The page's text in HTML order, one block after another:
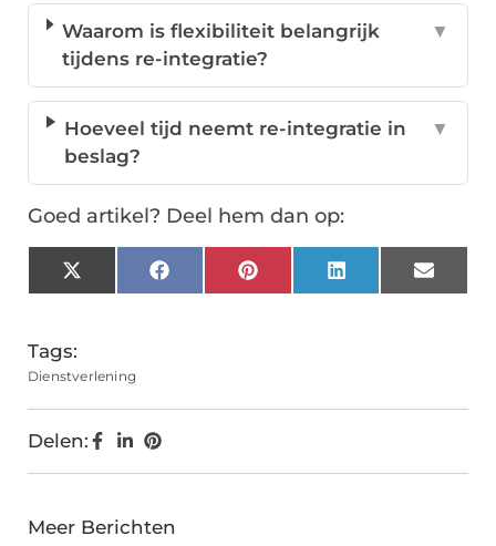
Waarom is flexibiliteit belangrijk
tijdens re-integratie?
▼
Hoeveel tijd neemt re-integratie in
beslag?
▼
Goed artikel? Deel hem dan op:
X
(Twitter)
FacebookPinterestLinkedInEmail
Tags:
Dienstverlening
Delen:
Meer Berichten